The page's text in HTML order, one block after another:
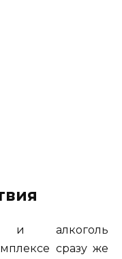
и алкоголь
сразу же